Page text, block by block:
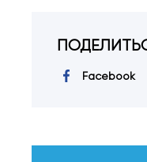
Facebook